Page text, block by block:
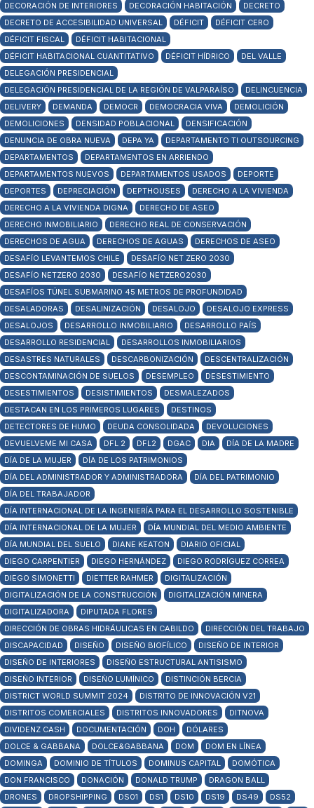
DECORACIÓN DE INTERIORES
DECORACIÓN HABITACIÓN
DECRETO
DECRETO DE ACCESIBILIDAD UNIVERSAL
DÉFICIT
DÉFICIT CERO
DÉFICIT FISCAL
DÉFICIT HABITACIONAL
DÉFICIT HABITACIONAL CUANTITATIVO
DÉFICIT HÍDRICO
DEL VALLE
DELEGACIÓN PRESIDENCIAL
DELEGACIÓN PRESIDENCIAL DE LA REGIÓN DE VALPARAÍSO
DELINCUENCIA
DELIVERY
DEMANDA DEMOCR DEMOCRACIA VIVA
DEMOLICIÓN
DEMOLICIONES
DENSIDAD POBLACIONAL
DENSIFICACIÓN
DENUNCIA DE OBRA NUEVA
DEPA YA
DEPARTAMENTO TI OUTSOURCING
DEPARTAMENTOS
DEPARTAMENTOS EN ARRIENDO
DEPARTAMENTOS NUEVOS
DEPARTAMENTOS USADOS
DEPORTE
DEPORTES
DEPRECIACIÓN DEPTHOUSES
DERECHO A LA VIVIENDA
DERECHO A LA VIVIENDA DIGNA
DERECHO DE ASEO
DERECHO INMOBILIARIO
DERECHO REAL DE CONSERVACIÓN
DERECHOS DE AGUA
DERECHOS DE AGUAS
DERECHOS DE ASEO
DESAFÍO LEVANTEMOS CHILE
DESAFÍO NET ZERO 2030
DESAFÍO NETZERO 2030
DESAFÍO NETZERO2030
DESAFÍOS TÚNEL SUBMARINO 45 METROS DE PROFUNDIDAD
DESALADORAS
DESALINIZACIÓN DESALOJO
DESALOJO EXPRESS
DESALOJOS
DESARROLLO INMOBILIARIO
DESARROLLO PAÍS
DESARROLLO RESIDENCIAL
DESARROLLOS INMOBILIARIOS
DESASTRES NATURALES
DESCARBONIZACIÓN
DESCENTRALIZACIÓN
DESCONTAMINACIÓN DE SUELOS
DESEMPLEO
DESESTIMIENTO
DESESTIMIENTOS
DESISTIMIENTOS
DESMALEZADOS
DESTACAN EN LOS PRIMEROS LUGARES
DESTINOS
DETECTORES DE HUMO
DEUDA CONSOLIDADA
DEVOLUCIONES
DEVUELVEME MI CASA
DFL 2 DFL2 DGAC DIA
DÍA DE LA MADRE
DÍA DE LA MUJER
DÍA DE LOS PATRIMONIOS
DÍA DEL ADMINISTRADOR Y ADMINISTRADORA
DÍA DEL PATRIMONIO
DÍA DEL TRABAJADOR
DÍA INTERNACIONAL DE LA INGENIERÍA PARA EL DESARROLLO SOSTENIBLE
DÍA INTERNACIONAL DE LA MUJER
DÍA MUNDIAL DEL MEDIO AMBIENTE
DÍA MUNDIAL DEL SUELO
DIANE KEATON
DIARIO OFICIAL
DIEGO CARPENTIER
DIEGO HERNÁNDEZ
DIEGO RODRÍGUEZ CORREA
DIEGO SIMONETTI
DIETTER RAHMER
DIGITALIZACIÓN
DIGITALIZACIÓN DE LA CONSTRUCCIÓN
DIGITALIZACIÓN MINERA
DIGITALIZADORA
DIPUTADA FLORES
DIRECCIÓN DE OBRAS HIDRÁULICAS EN CABILDO
DIRECCIÓN DEL TRABAJO
DISCAPACIDAD
DISEÑO DISEÑO BIOFÍLICO
DISEÑO DE INTERIOR
DISEÑO DE INTERIORES
DISEÑO ESTRUCTURAL ANTISISMO
DISEÑO INTERIOR
DISEÑO LUMÍNICO
DISTINCIÓN BERCIA
DISTRICT WORLD SUMMIT 2024
DISTRITO DE INNOVACIÓN V21
DISTRITOS COMERCIALES
DISTRITOS INNOVADORES
DITNOVA
DIVIDENZ CASH
DOCUMENTACIÓN DOH
DÓLARES
DOLCE & GABBANA
DOLCE&GABBANA DOM
DOM EN LÍNEA
DOMINGA
DOMINIO DE TÍTULOS DOMINUS CAPITAL
DOMÓTICA
DON FRANCISCO
DONACIÓN DONALD TRUMP
DRAGON BALL
DRONES
DROPSHIPPING DS01 DS1 DS10 DS19 DS49
DS52